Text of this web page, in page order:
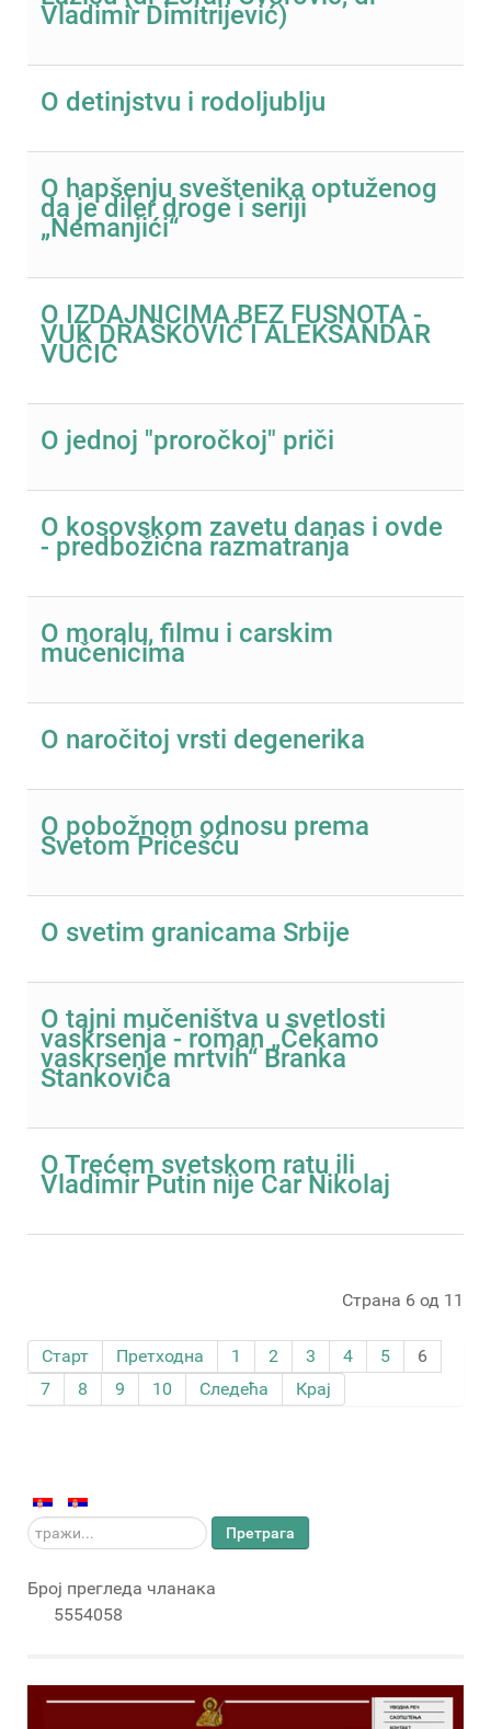
Vladimir Dimitrijević)
O detinjstvu i rodoljublju
O hapšenju sveštenika optuženog
da je diler droge i seriji
„Nemanjići“
O IZDAJNICIMA BEZ FUSNOTA -
VUK DRAŠKOVIĆ I ALEKSANDAR
VUČIĆ
O jednoj "proročkoj" priči
O kosovskom zavetu danas i ovde
- predbožićna razmatranja
O moralu, filmu i carskim
mučenicima
O naročitoj vrsti degenerika
O pobožnom odnosu prema
Svetom Pričešću
O svetim granicama Srbije
O tajni mučeništva u svetlosti
vaskrsenja - roman „Čekamo
vaskrsenje mrtvih“ Branka
Stankovića
O Trećem svetskom ratu ili
Vladimir Putin nije Car Nikolaj
Страна 6 од 11
Старт Претходна 1 2 3 4 5
6
7
8 9 10 Следећа Крај
тражи... Претрага
Број прегледа чланака
5554058